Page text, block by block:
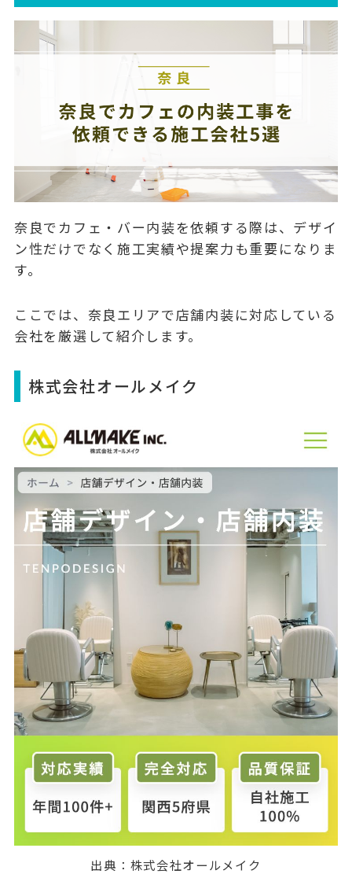
奈良でカフェ・バー内装を依頼する際は、デザイ
ン性だけでなく施工実績や提案力も重要になりま
す。
ここでは、奈良エリアで店舗内装に対応している
会社を厳選して紹介します。
株式会社オールメイク
出典： 株式会社オールメイク